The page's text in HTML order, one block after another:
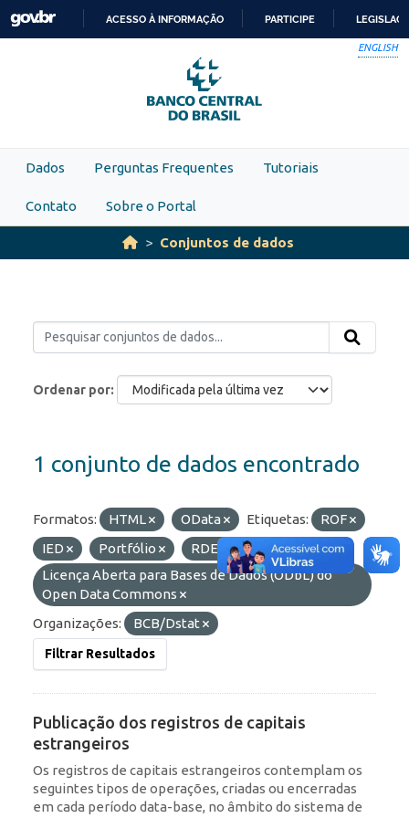
Skip to main content
PARA
O
CONTEÚDO
ACESSO À INFORMAÇÃO PARTICIPE
ENGLISH
Dados Perguntas Frequentes Tutoriais
Contato Sobre o Portal
Conjuntos de dados
Ordenar por
1 conjunto de dados encontrado
Formatos: HTML OData Etiquetas:
ROF
IED
Portfólio RDE
Licenças:
Licença Aberta para Bases de Dados (ODbL) do
Open Data Commons
Organizações:
BCB/Dstat
Filtrar Resultados
Publicação dos registros de capitais
estrangeiros
Os registros de capitais estrangeiros contemplam os
seguintes tipos de operações, criadas ou encerradas
em cada período data-base, no âmbito do sistema de